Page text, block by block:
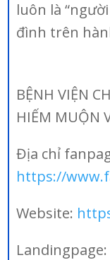
luôn là
đình trên
BỆNH VIỆN
HIẾM MUỘN
Địa chỉ
https://
Website:
Landingpage: